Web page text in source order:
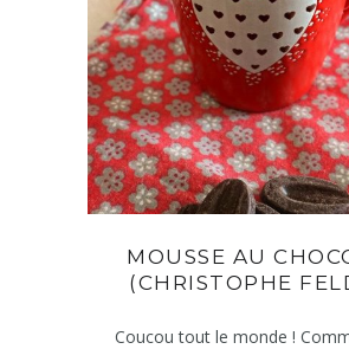
MOUSSE AU
(CHRISTOPHE
Coucou tout le monde !